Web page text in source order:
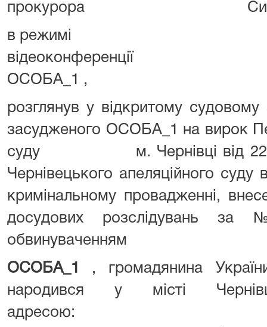
прокурора
в режимі
ОСОБА_1 ,
розглянув у відкритому судовому
засудженого ОСОБА_1 на вирок
суду м. Чернівці від 22
Чернівецького апеляційного
кримінальному провадженні,
досудових розслідувань за
обвинуваченням
ОСОБА_1 , громадянина
народився у місті
адресою: